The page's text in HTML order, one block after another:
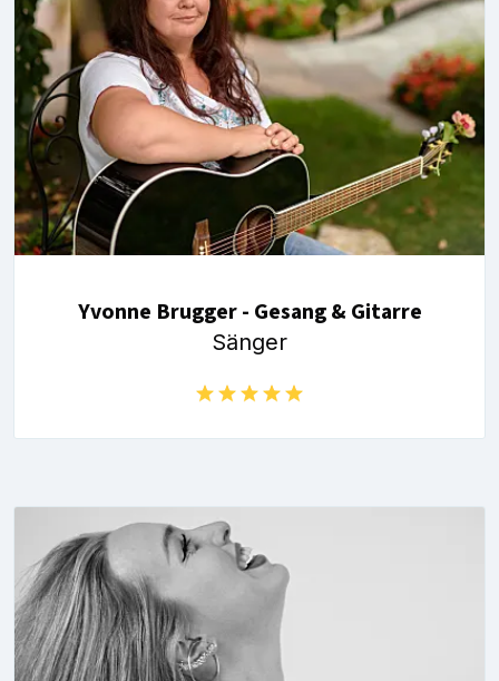
Yvonne Brugger - Gesang & Gitarre
Sänger